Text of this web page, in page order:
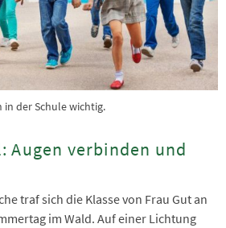
in der Schule wichtig.
Augen verbinden und
traf sich die Klasse von Frau Gut an
im Wald. Auf einer Lichtung